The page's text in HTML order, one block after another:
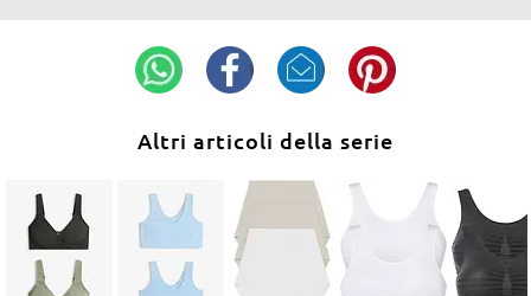
Altri articoli della serie